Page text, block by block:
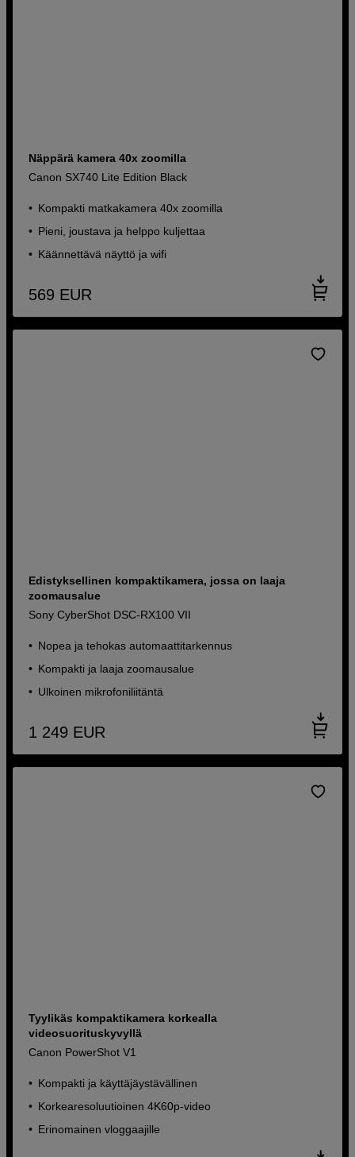
Näppärä kamera 40x zoomilla
Canon SX740 Lite Edition Black
Kompakti matkakamera 40x zoomilla
Pieni, joustava ja helppo kuljettaa
Käännettävä näyttö ja wifi
569 EUR
Edistyksellinen kompaktikamera, jossa on laaja
zoomausalue
Sony CyberShot DSC-RX100 VII
Nopea ja tehokas automaattitarkennus
Kompakti ja laaja zoomausalue
Ulkoinen mikrofoniliitäntä
1 249 EUR
Tyylikäs kompaktikamera korkealla
videosuorituskyvyllä
Canon PowerShot V1
Kompakti ja käyttäjäystävällinen
Korkearesoluutioinen 4K60p-video
Erinomainen vloggaajille